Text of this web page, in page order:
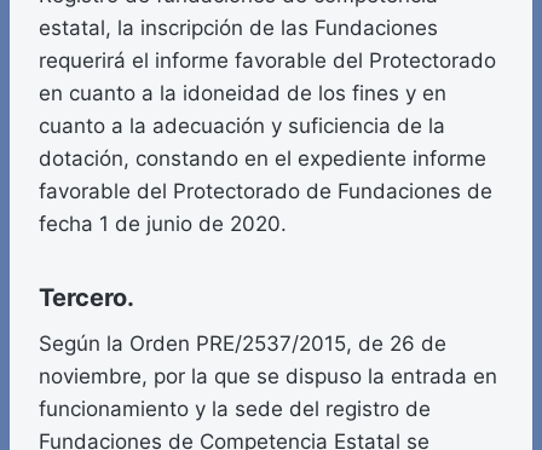
estatal, la inscripción de las Fundaciones
requerirá el informe favorable del Protectorado
en cuanto a la idoneidad de los fines y en
cuanto a la adecuación y suficiencia de la
dotación, constando en el expediente informe
favorable del Protectorado de Fundaciones de
fecha 1 de junio de 2020.
Tercero.
Según la Orden PRE/2537/2015, de 26 de
noviembre, por la que se dispuso la entrada en
funcionamiento y la sede del registro de
Fundaciones de Competencia Estatal se